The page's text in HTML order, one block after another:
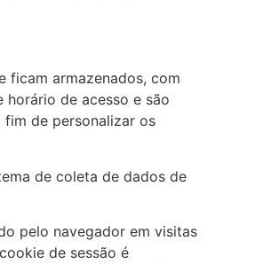
ficam armazenados, com
horário de acesso e são
de personalizar os
de coleta de dados de
pelo navegador em visitas
de sessão é